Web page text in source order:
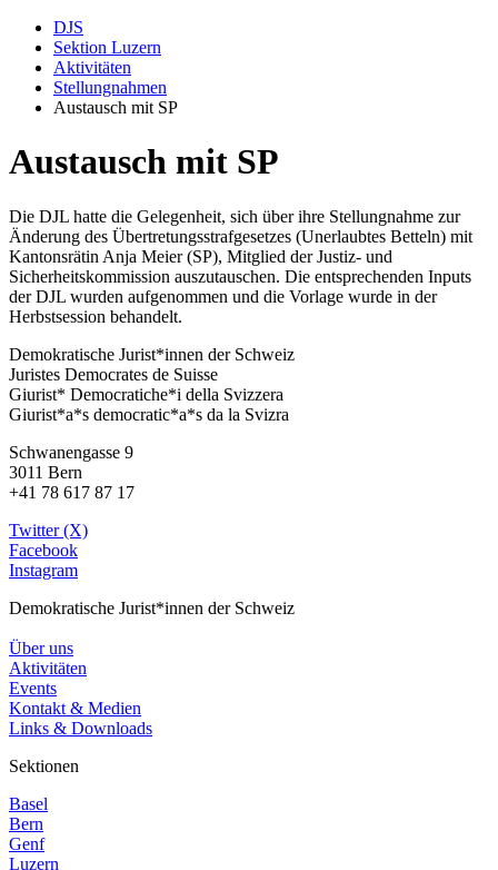
DJS
Sektion Luzern
Aktivitäten
Stellungnahmen
Austausch mit SP
Austausch mit SP
Die DJL hatte die Gelegenheit, sich über ihre Stellungnahme zur
Änderung des Übertretungsstrafgesetzes (Unerlaubtes Betteln) mit
Kantonsrätin Anja Meier (SP), Mitglied der Justiz- und
Sicherheitskommission auszutauschen. Die entsprechenden Inputs
der DJL wurden aufgenommen und die Vorlage wurde in der
Herbstsession behandelt.
Demokratische Jurist*innen der Schweiz
Juristes Democrates de Suisse
Giurist* Democratiche*i della Svizzera
Giurist*a*s democratic*a*s da la Svizra
Schwanengasse 9
3011 Bern
+41 78 617 87 17
Twitter (X)
Facebook
Instagram
Demokratische Jurist*innen der Schweiz
Über uns
Aktivitäten
Events
Kontakt & Medien
Links & Downloads
Sektionen
Basel
Bern
Genf
Luzern